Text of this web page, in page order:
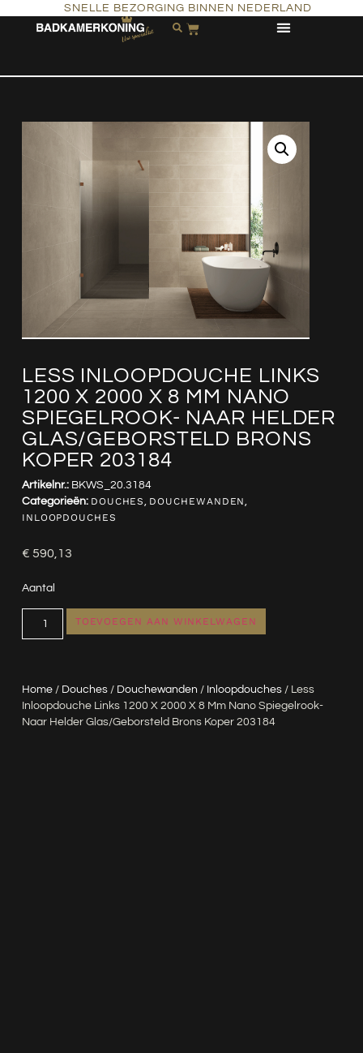
SNELLE BEZORGING BINNEN NEDERLAND
LESS INLOOPDOUCHE LINKS
1200 X 2000 X 8 MM NANO
SPIEGELROOK- NAAR HELDER
GLAS/GEBORSTELD BRONS
KOPER 203184
Home/ Douches/ Douchewanden / Inloopdouches/ Less
Inloopdouche Links 1200 X 2000 X 8 Mm Nano Spiegelrook-
Naar Helder Glas/geborsteld Brons Koper 203184
Artikelnr.: BKWS_20.3184
Categorieën: DOUCHES, DOUCHEWANDEN,
INLOOPDOUCHES
€ 590,13
Aantal
TOEVOEGEN AAN WINKELWAGEN